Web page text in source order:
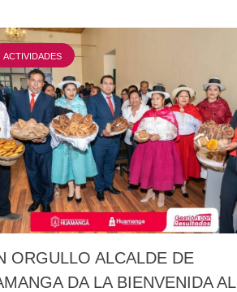
ACTIVIDADES
ORGULLO ALCALDE DE
DA LA BIENVENIDA AL